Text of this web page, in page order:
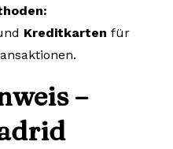
Kreditkarten für
–